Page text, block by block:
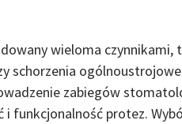
wieloma
schorzenia
zabiegów
i funkcjonalność protez.